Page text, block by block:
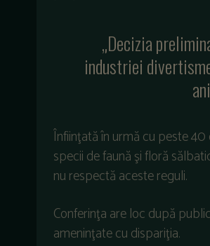
„Decizia
industriei
Înfiinţată în urmă cu peste
specii de faună şi floră
nu respectă aceste reguli.
Conferinţa are loc după
ameninţate cu dispariţia.